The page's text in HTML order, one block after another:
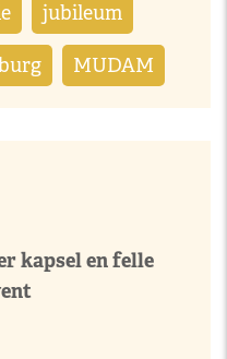
jubileum
MUDAM
kapsel en felle